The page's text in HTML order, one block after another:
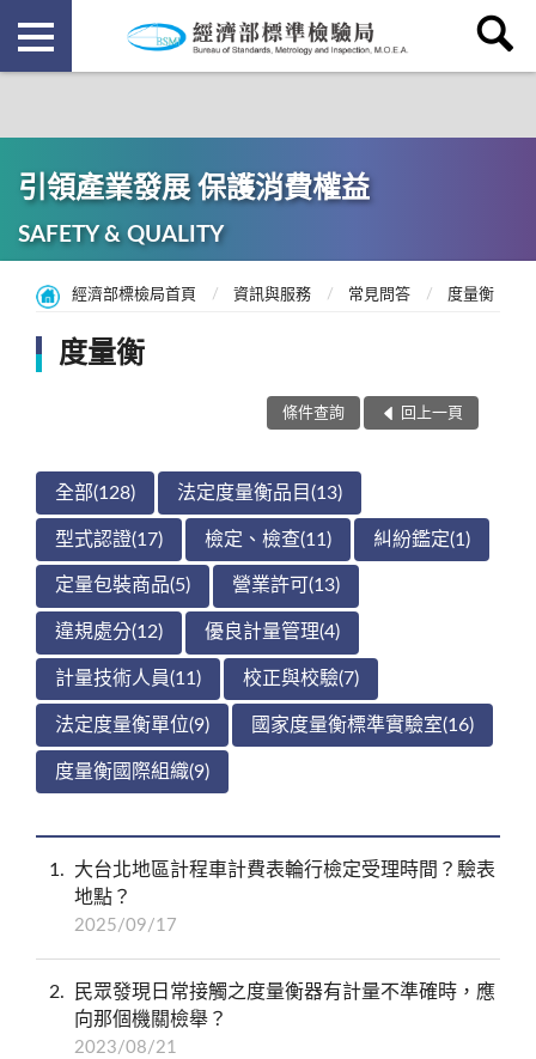
引領產業發展 保護消費權益
SAFETY & QUALITY
經濟部標檢局首頁 資訊與服務 常見問答 度量衡
度量衡
條件查詢 回上一頁
全部(128) 法定度量衡品目(13)
型式認證(17) 檢定、檢查(11) 糾紛鑑定(1)
定量包裝商品(5) 營業許可(13)
違規處分(12) 優良計量管理(4)
計量技術人員(11) 校正與校驗(7)
法定度量衡單位(9) 國家度量衡標準實驗室(16)
度量衡國際組織(9)
1
大台北地區計程車計費表輪行檢定受理時間？驗表
地點？
2025/09/17
2
民眾發現日常接觸之度量衡器有計量不準確時，應
向那個機關檢舉？
2023/08/21